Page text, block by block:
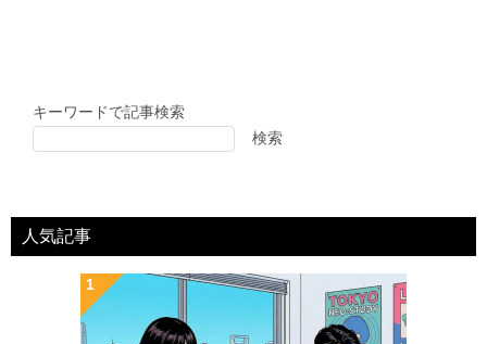
キーワードで記事検索
検索
人気記事